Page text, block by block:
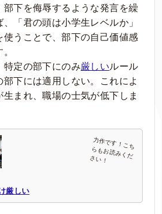
部下を侮辱するような発言を繰
「君の頭は小学生レベルか」
使うことで、部下の自己価値感
特定の部下にのみ厳しいルール
部下には適用しない。これによ
生まれ、職場の士気が低下しま
厳しい